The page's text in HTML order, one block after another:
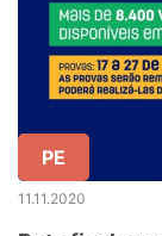
PE
11.11.2020